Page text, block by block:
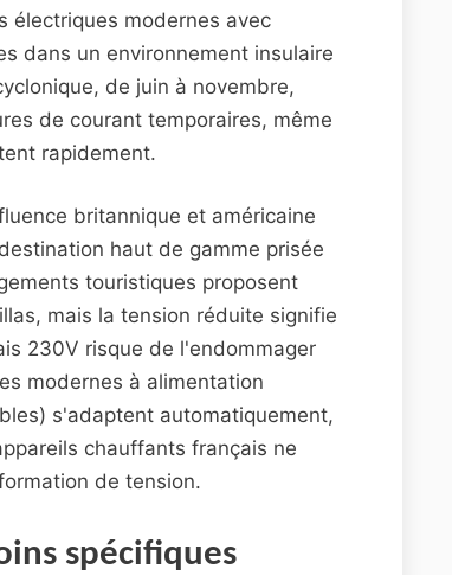
électriques modernes avec
dans un environnement insulaire
de juin à novembre,
de courant temporaires, même
rapidement.
britannique et américaine
haut de gamme prisée
touristiques proposent
mais la tension réduite signifie
230V risque de l'endommager
modernes à alimentation
s'adaptent automatiquement,
chauffants français ne
de tension.
spécifiques